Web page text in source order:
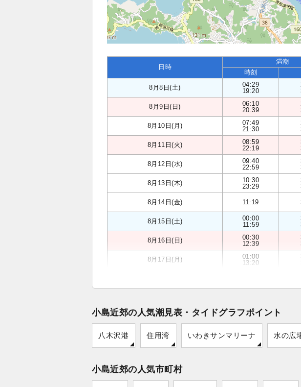
日時
満潮
時刻
8月8日(土)
04:29
19:20
8月9日(日)
06:10
20:39
8月10日(月)
07:49
21:30
8月11日(火)
08:59
22:19
8月12日(水)
09:40
22:59
8月13日(木)
10:30
23:29
8月14日(金) 11:19
8月15日(土)
00:00
11:59
8月16日(日)
00:30
12:39
8月17日(月)
01:00
13:20
小島近郊の人気潮見表・タイドグラフポイント
八木沢港 住用湾 いわきサンマリーナ 水の広
小島近郊の人気市町村